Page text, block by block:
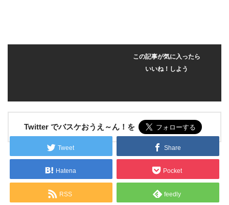
この記事が気に入ったら
いいね！しよう
Twitter でバスケおうえ～ん！を
Tweet Share
Hatena Pocket
RSS feedly